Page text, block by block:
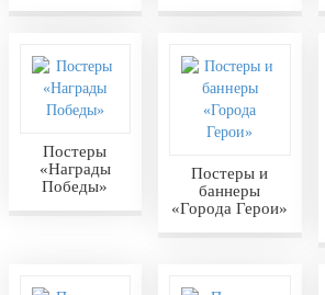
Постеры
«Награды
Победы»
Постеры и
баннеры
«Города Герои»